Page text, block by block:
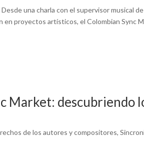
una charla con el supervisor musical
en proyectos artísticos, el Colombian Sync
Market: descubriendo
de los autores y compositores,